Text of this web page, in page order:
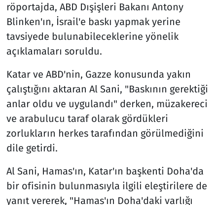
röportajda, ABD Dışişleri Bakanı Antony
Blinken'ın, İsrail'e baskı yapmak yerine
tavsiyede bulunabileceklerine yönelik
açıklamaları soruldu.
Katar ve ABD'nin, Gazze konusunda yakın
çalıştığını aktaran Al Sani, "Baskının gerektiği
anlar oldu ve uygulandı" derken, müzakereci
ve arabulucu taraf olarak gördükleri
zorlukların herkes tarafından görülmediğini
dile getirdi.
Al Sani, Hamas'ın, Katar'ın başkenti Doha'da
bir ofisinin bulunmasıyla ilgili eleştirilere de
yanıt vererek, "Hamas'ın Doha'daki varlığı
Spor
Teknoloji ve Bilim